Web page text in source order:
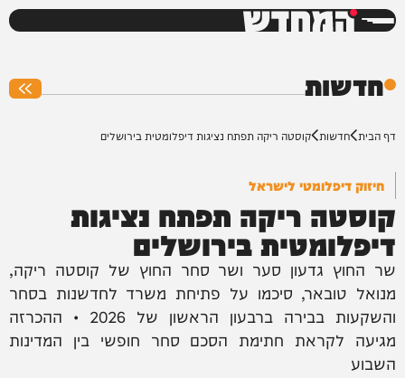
המחדש
חדשות
דף הבית חדשות קוסטה ריקה תפתח נציגות דיפלומטית בירושלים
חיזוק דיפלומטי לישראל
קוסטה ריקה תפתח נציגות
דיפלומטית בירושלים
שר החוץ גדעון סער ושר סחר החוץ של קוסטה ריקה,
מנואל טובאר, סיכמו על פתיחת משרד לחדשנות בסחר
והשקעות בבירה ברבעון הראשון של 2026 • ההכרזה
מגיעה לקראת חתימת הסכם סחר חופשי בין המדינות
השבוע